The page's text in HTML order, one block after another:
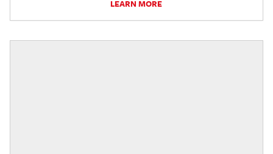
LEARN MORE